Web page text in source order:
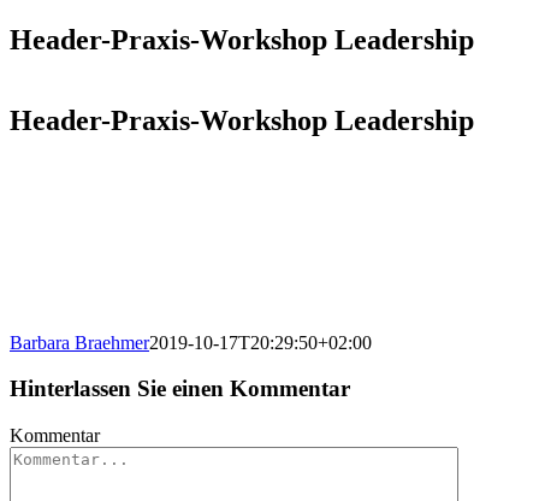
Header-Praxis-Workshop Leadership
Header-Praxis-Workshop Leadership
Barbara Braehmer2019-10-17T20:29:50+02:00
Hinterlassen Sie einen Kommentar
Kommentar